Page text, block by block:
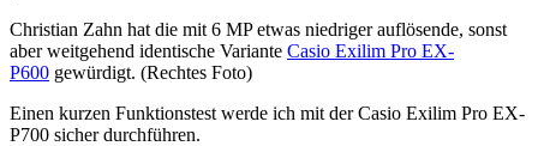
Christian Zahn hat die mit 6 MP etwas niedriger auflösende, sonst
aber weitgehend identische Variante Casio Exilim Pro EX-
P600 gewürdigt. (Rechtes Foto)
Einen kurzen Funktionstest werde ich mit der Casio Exilim Pro EX-
P700 sicher durchführen.